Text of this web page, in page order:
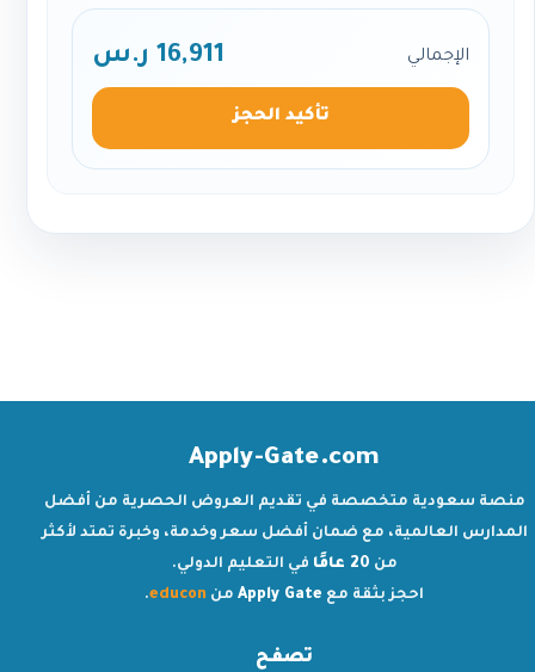
الإجمالي 16,911 ر.س
تأكيد الحجز
Apply-Gate.com
منصة سعودية متخصصة في تقديم العروض الحصرية من أفضل
المدارس العالمية، مع ضمان أفضل سعر وخدمة، وخبرة تمتد لأكثر
من 20 عامًا
في التعليم الدولي.
احجز بثقة مع Apply Gate من educon
.
تصفح